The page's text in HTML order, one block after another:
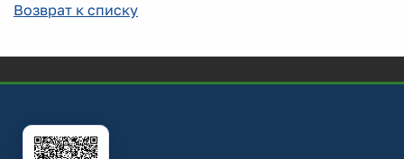
Возврат к списку